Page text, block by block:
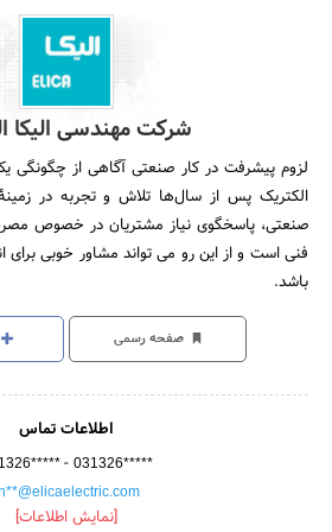
شرکت مهندسی الیکا
لزوم پیشرفت در کار صنعتی آگاهی از چگونگی
الکتریک پس از سال‌ها تلاش و تجربه در
صنعتی، پاسخگوی نیاز مشتریان در خصوص
فنی است و از این رو می تواند مشاور خوبی
باشد.
صفحه رسمی
اطلاعات تماس
- 031326*****
[نمایش اطلاعات]